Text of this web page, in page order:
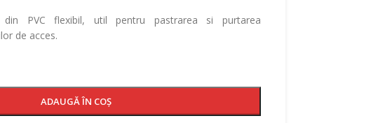
din PVC flexibil, util pentru pastrarea si purtarea
de acces.
ADAUGĂ ÎN COȘ